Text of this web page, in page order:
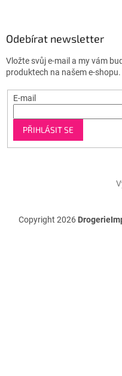
Odebírat newsletter
Vložte svůj e-mail a my vám
produktech na našem e-shopu.
E-mail
PŘIHLÁSIT SE
Copyright 2026